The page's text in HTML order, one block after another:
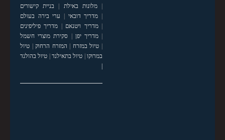
|מלונות באילת | בניית קישורים
| מדריך דובאי | ערי בירה בעולם
|מדריך ויטנאם | מדריך פיליפינים
|מדריך יפן | סקירת מוצרי חשמל
| טיול במזרח | המזרח הרחוק| טיול
במרוקו| טיול בתאילנד| טיול בהולנד
|